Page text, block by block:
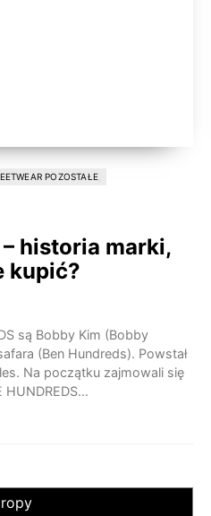
POZOSTAŁE
– historia marki,
kupić?
są Bobby Kim (Bobby
(Ben Hundreds). Powstał
Na początku zajmowali się
HUNDREDS…